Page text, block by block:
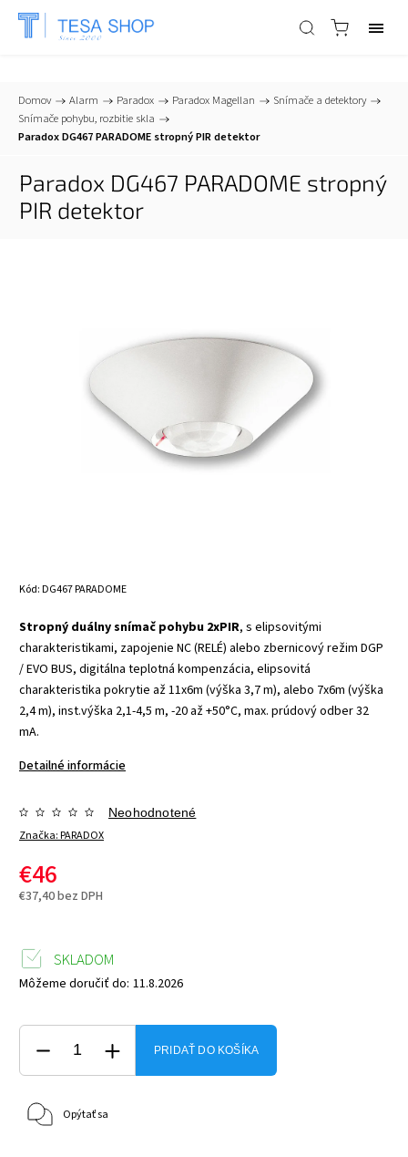
📞+421 903 553 805 info@tesa-systems.sk
Domov / Alarm / Paradox / Paradox Magellan / Snímače a detektory /
Snímače pohybu, rozbitie skla /
Paradox DG467 PARADOME stropný PIR detektor
Paradox DG467 PARADOME stropný
PIR detektor
Kód:DG467 PARADOME
Stropný duálny snímač pohybu 2xPIR, s elipsovitými
charakteristikami, zapojenie NC (RELÉ) alebo zbernicový režim DGP
/ EVO BUS, digitálna teplotná kompenzácia, elipsovitá
charakteristika pokrytie až 11x6m (výška 3,7 m), alebo 7x6m (výška
2,4 m), inst.výška 2,1-4,5 m, -20 až +50°C, max. prúdový odber 32
mA.
Detailné informácie
Značka:PARADOX
Neohodnotené
€46
€37,40 bez DPH
SKLADOM
Môžeme doručiť do: 11.8.2026
PRIDAŤ DO KOŠÍKA
Opýtať sa